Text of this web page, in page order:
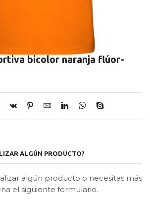
bicolor naranja flúor-
ALGÚN PRODUCTO?
algún producto o necesitas más
el siguiente formulario.